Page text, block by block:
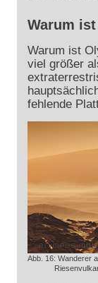
Warum
Warum ist
viel größer
fehlende
Abb. 16: Wanderer